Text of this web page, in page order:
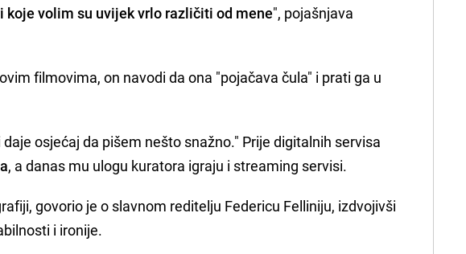
koje volim su uvijek vrlo različiti od mene", pojašnjava
filmovima, on navodi da ona "pojačava čula" i prati ga u
osjećaj da pišem nešto snažno." Prije digitalnih servisa
, a danas mu ulogu kuratora igraju i streaming servisi.
govorio je o slavnom reditelju Federicu Felliniju, izdvojivši
i ironije.